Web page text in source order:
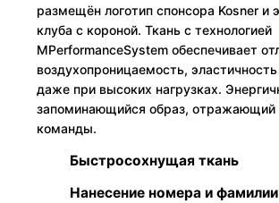
размещён логотип спонсора Kosner и
клуба с короной. Ткань с технологией
MPerformanceSystem обеспечивает
воздухопроницаемость,
даже при высоких нагрузках.
запоминающийся образ, отражающий
команды.
Быстросохнущая ткань
Нанесение номера и фамилии